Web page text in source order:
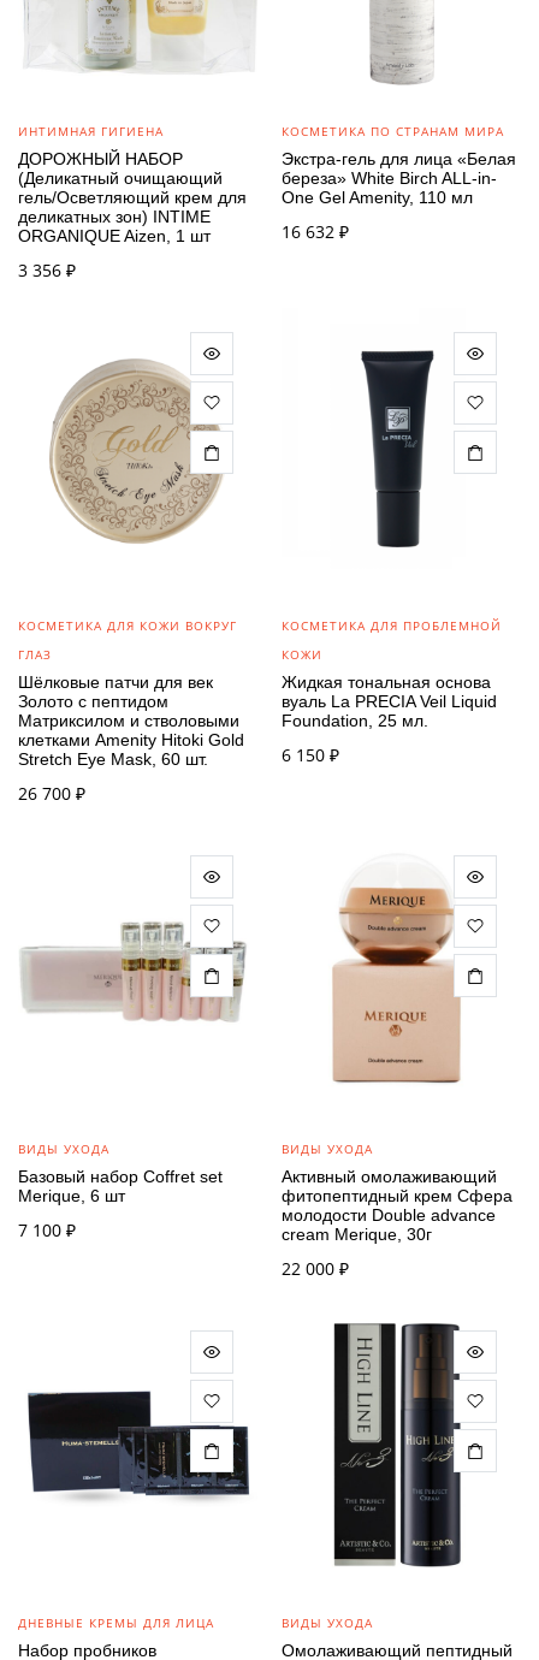
ИНТИМНАЯ ГИГИЕНА
ДОРОЖНЫЙ НАБОР
(Деликатный очищающий
гель/Осветляющий крем для
деликатных зон) INTIME
ORGANIQUE Aizen, 1 шт
3 356 ₽
КОСМЕТИКА ПО СТРАНАМ МИРА
Экстра-гель для лица «Белая
береза» White Birch ALL-in-
One Gel Amenity, 110 мл
16 632 ₽
КОСМЕТИКА ДЛЯ КОЖИ ВОКРУГ
ГЛАЗ
Шёлковые патчи для век
Золото с пептидом
Матриксилом и стволовыми
клетками Amenity Hitoki Gold
Stretch Eye Mask, 60 шт.
26 700 ₽
КОСМЕТИКА ДЛЯ ПРОБЛЕМНОЙ
КОЖИ
Жидкая тональная основа
вуаль La PRECIA Veil Liquid
Foundation, 25 мл.
6 150 ₽
ВИДЫ УХОДА
Базовый набор Сoffret set
Merique, 6 шт
7 100 ₽
ВИДЫ УХОДА
Активный омолаживающий
фитопептидный крем Сфера
молодости Double advance
cream Merique, 30г
22 000 ₽
ДНЕВНЫЕ КРЕМЫ ДЛЯ ЛИЦА
Набор пробников
ВИДЫ УХОДА
Омолаживающий пептидный